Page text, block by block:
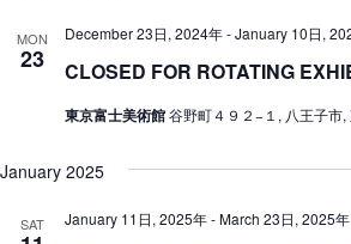
MON
23 CLOSED FOR ROTATING
December 23日, 2024年-January 10日,
東京富士美術館谷野町４９２−１, 八王子市,
January 2025
SAT January 11日, 2025年-March 23日, 2025年